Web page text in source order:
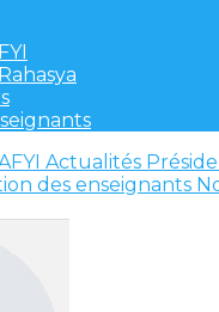
Actualités
des enseignants